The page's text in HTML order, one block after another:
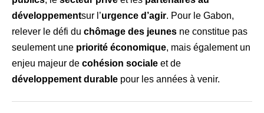
développementsur l’urgence d’agir. Pour le Gabon,
relever le défi du chômage des jeunes ne constitue pas
seulement une priorité économique, mais également un
enjeu majeur de cohésion sociale et de
développement durable pour les années à venir.